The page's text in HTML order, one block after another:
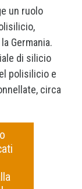
un ruolo
Germania.
di silicio
polisilicio e
circa